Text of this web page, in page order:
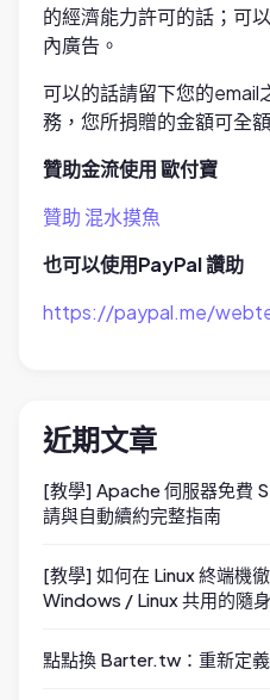
的經濟能力許可的話；可
內廣告。
可以的話請留下您的email
務，您所捐贈的金額可全
贊助金流使用 歐付寶
贊助 混水摸魚
也可以使用PayPal 讚助
https://paypal.me/
近期文章
[教學] Apache 伺服器免費
請與自動續約完整指南
[教學] 如何在 Linux 終端機
Windows / Linux 共用的隨
點點換 Barter.tw：重新定